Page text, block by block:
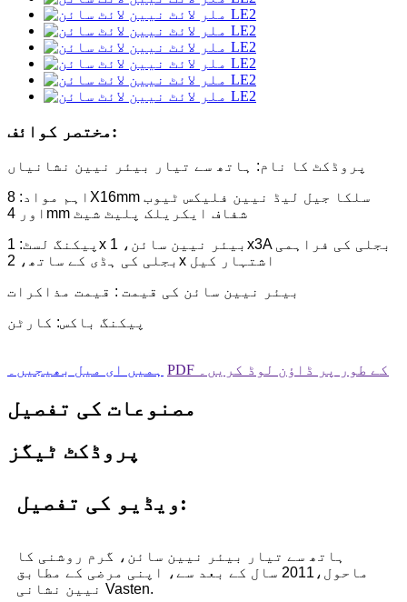
مختصر کوائف:
پروڈکٹ کا نام: ہاتھ سے تیار بیئر نیین نشانیاں
اہم مواد: 8X16mm سلکا جیل لیڈ نیین فلیکس ٹیوب
اور 4mm شفاف ایکریلک پلیٹ شیٹ
پیکنگ لسٹ: 1x بیئر نیین سائن، 1x3A بجلی کی فراہمی
بجلی کی ہڈی کے ساتھ، 2x اشتہار کیل
بیئر نیین سائن کی قیمت : قیمت مذاکرات
پیکنگ باکس: کارٹن
ہمیں ای میل بھیجیں۔ PDF کے طور پر ڈاؤن لوڈ کریں۔
مصنوعات کی تفصیل
پروڈکٹ ٹیگز
ویڈیو کی تفصیل:
ہاتھ سے تیار بیئر نیین سائن، گرم روشنی کا
ماحول،
2011 سال کے بعد سے، اپنی مرضی کے مطابق
نیین نشانی Vasten.